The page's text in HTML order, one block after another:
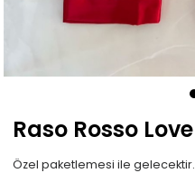
Raso Rosso Love
Özel paketlemesi ile gelecektir.